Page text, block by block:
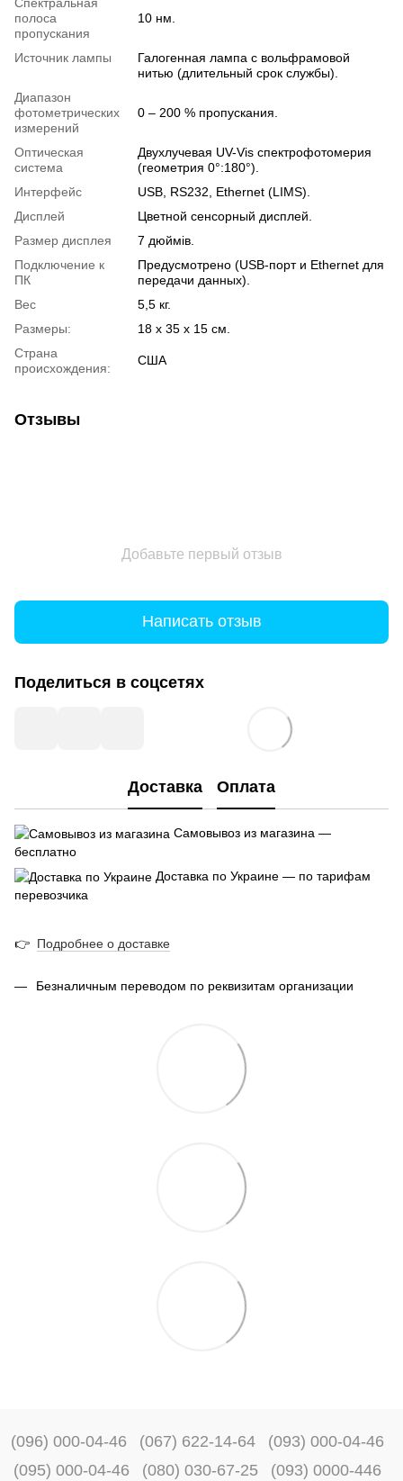
полоса
пропускания
10 нм.
Источник лампы
Галогенная лампа с вольфрамовой
нитью (длительный срок службы).
Диапазон
фотометрических
измерений
0 – 200 % пропускания.
Оптическая
система
Двухлучевая UV-Vis спектрофотомерия
(геометрия 0°:180°).
Интерфейс
USB, RS232, Ethernet (LIMS).
Дисплей
Цветной сенсорный дисплей.
Размер дисплея
7 дюймів.
Подключение к
ПК
Предусмотрено (USB-порт и Ethernet для
передачи данных).
Вес
5,5 кг.
Размеры:
18 x 35 x 15 см.
Страна
происхождения:
США
Отзывы
Добавьте первый отзыв
Написать отзыв
Поделиться в соцсетях
Доставка Оплата
Самовывоз из магазина —
бесплатно
Доставка по Украине — по тарифам
перевозчика
👉 Подробнее о доставке
Безналичным переводом по реквизитам организации
(096) 000-04-46 (067) 622-14-64
(093) 000-04-46
(095) 000-04-46
(080) 030-67-25 (093) 0000-446